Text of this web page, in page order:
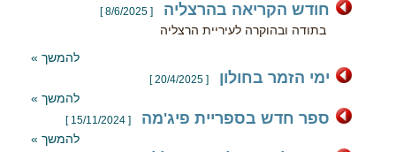
חודש הקריאה בהרצליה [ 8/6/2025 ]
בתודה ובהוקרה לעיריית הרצליה
להמשך »
ימי הזמר בחולון [ 20/4/2025 ]
להמשך »
ספר חדש בספריית פיג'מה [ 15/11/2024 ]
להמשך »